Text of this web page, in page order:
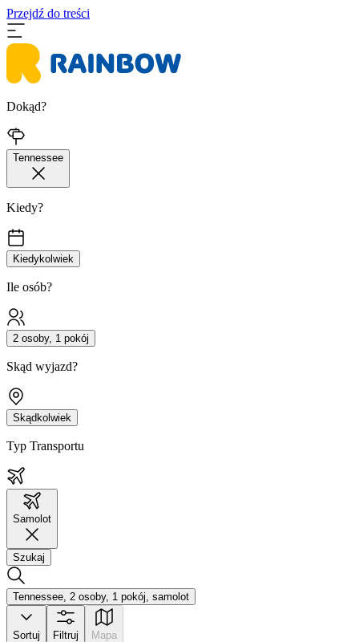
Przejdź do treści
Dokąd?
Tennessee
Kiedy?
Kiedykolwiek
Ile osób?
2 osoby, 1 pokój
Skąd wyjazd?
Skądkolwiek
Typ Transportu
Samolot
Szukaj
Tennessee, 2 osoby, 1 pokój, samolot
Sortuj Filtruj Mapa